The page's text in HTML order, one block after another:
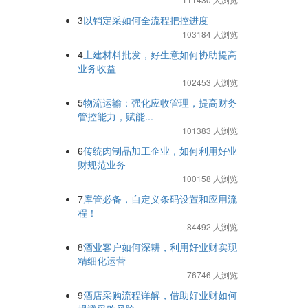
3以销定采如何全流程把控进度
103184 人浏览
4土建材料批发，好生意如何协助提高
业务收益
102453 人浏览
5物流运输：强化应收管理，提高财务
管控能力，赋能...
101383 人浏览
6传统肉制品加工企业，如何利用好业
财规范业务
100158 人浏览
7库管必备，自定义条码设置和应用流
程！
84492 人浏览
8酒业客户如何深耕，利用好业财实现
精细化运营
76746 人浏览
9酒店采购流程详解，借助好业财如何